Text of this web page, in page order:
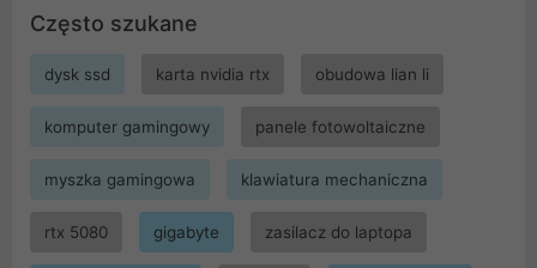
Często szukane
dysk ssd karta nvidia rtx obudowa lian li
komputer gamingowy panele fotowoltaiczne
myszka gamingowa klawiatura mechaniczna
rtx 5080 gigabyte zasilacz do laptopa